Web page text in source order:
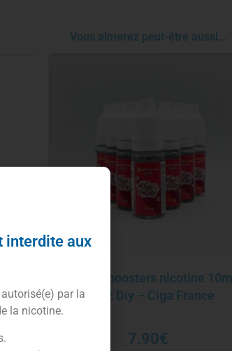
Vous aimerez peut-être aussi…
Pack 10 boosters nicotine 10ml
Day 2 Diy – Ciga France
7.90€
interdite aux
par la
la nicotine.